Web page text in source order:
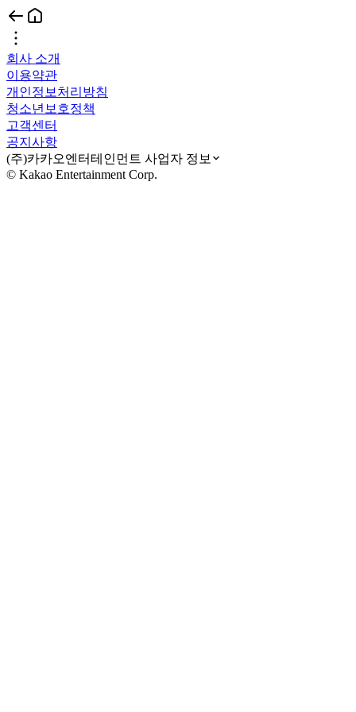
회사 소개
이용약관
개인정보처리방침
청소년보호정책
고객센터
공지사항
(주)카카오엔터테인먼트 사업자 정보
© Kakao Entertainment Corp.